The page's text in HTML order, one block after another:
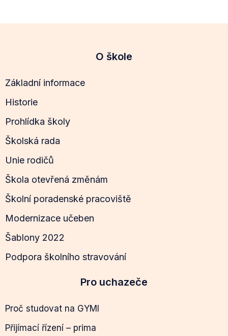
O škole
Základní informace
Historie
Prohlídka školy
Školská rada
Unie rodičů
Škola otevřená změnám
Školní poradenské pracoviště
Modernizace učeben
Šablony 2022
Podpora školního stravování
Pro uchazeče
Proč studovat na GYMI
Přijímací řízení – prima